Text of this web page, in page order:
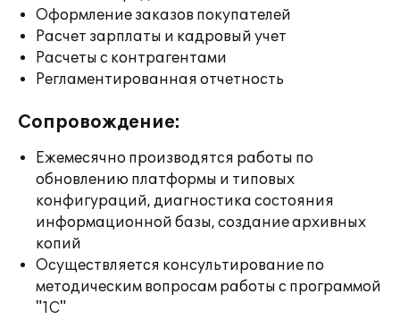
Оформление заказов покупателей
Расчет зарплаты и кадровый учет
Расчеты с контрагентами
Регламентированная отчетность
Сопровождение:
Ежемесячно производятся работы по
обновлению платформы и типовых
конфигураций, диагностика состояния
информационной базы, создание архивных
копий
Осуществляется консультирование по
методическим вопросам работы с программой
"1С"